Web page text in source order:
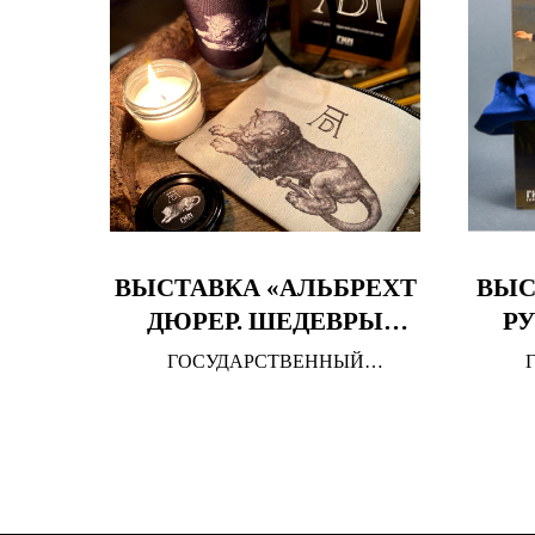
ВЫСТАВКА «АЛЬБРЕХТ
ДЮРЕР. ШЕДЕВРЫ
ГРАВЮРЫ»
ГОСУДАРСТВЕННЫЙ